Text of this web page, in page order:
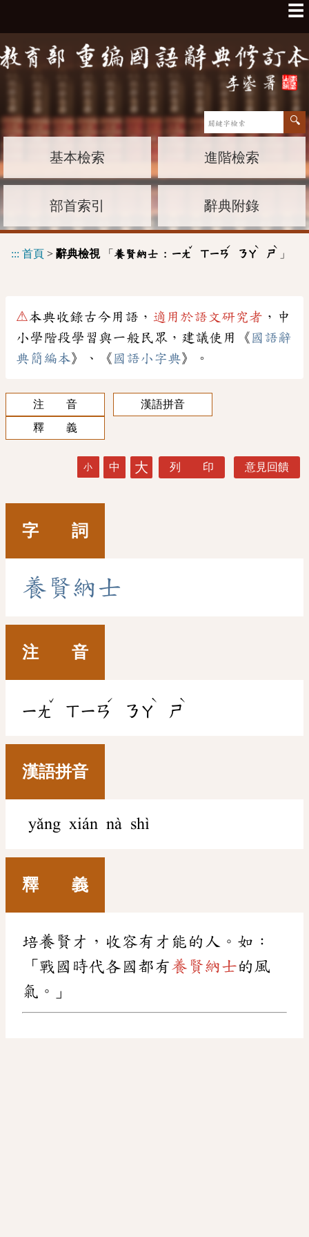
☰
基本檢索 進階檢索
部首索引 辭典附錄
::: 首頁 > 辭典檢視「 養賢納士 : ㄧㄤ
ˇ
ㄒㄧㄢ
ˊ
ㄋㄚ
ˋ
ㄕ
ˋ
」
⚠本典收錄古今用語， 適用於語文研究者 ，中
小學階段學習與一般民眾，建議使用《 國語辭
典簡編本》、《 國語小字典》。
注 音
漢語拼音
釋 義
小 中 大 列 印 意見回饋
字 詞
養 賢納士
注 音
ㄧㄤ
ˇ
ㄒㄧㄢ
ˊ
ㄋㄚ
ˋ
ㄕ
ˋ
漢語拼音
yǎng xián nà shì
釋 義
培養賢才，收容有才能的人。如：
「戰國時代各國都有養賢納士的風
氣。」